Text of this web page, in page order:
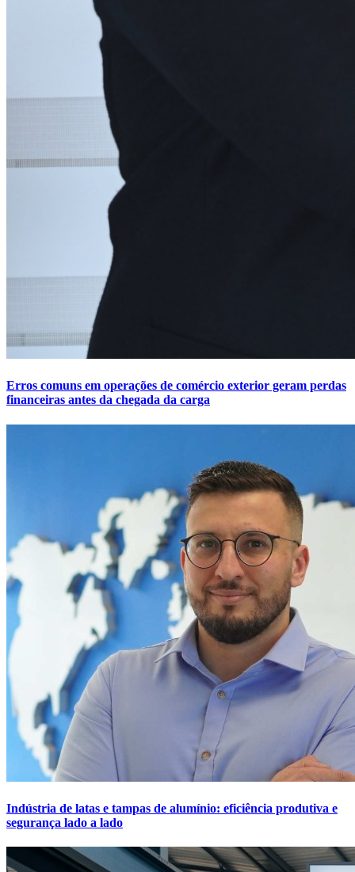
Erros comuns em operações de comércio exterior geram perdas
financeiras antes da chegada da carga
Indústria de latas e tampas de alumínio: eficiência produtiva e
segurança lado a lado